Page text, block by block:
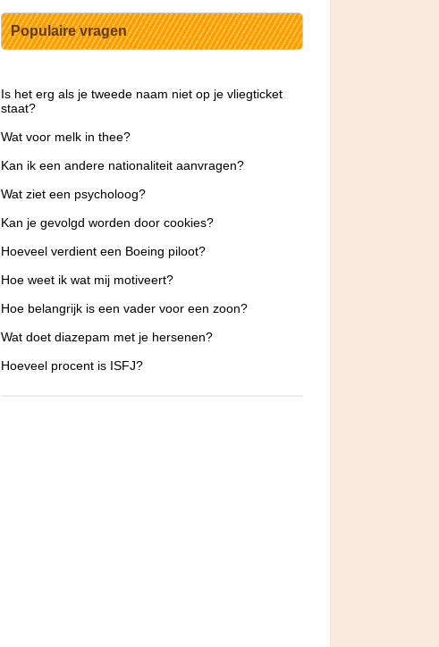
Populaire vragen
Is het erg als je tweede naam niet op je vliegticket
staat?
Wat voor melk in thee?
Kan ik een andere nationaliteit aanvragen?
Wat ziet een psycholoog?
Kan je gevolgd worden door cookies?
Hoeveel verdient een Boeing piloot?
Hoe weet ik wat mij motiveert?
Hoe belangrijk is een vader voor een zoon?
Wat doet diazepam met je hersenen?
Hoeveel procent is ISFJ?